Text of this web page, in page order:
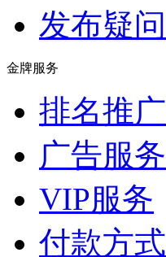
发布疑问
金牌服务
排名推广
广告服务
VIP服务
付款方式